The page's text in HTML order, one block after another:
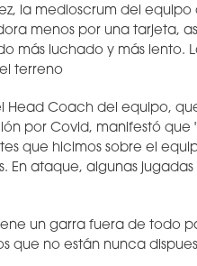
la medioscrum del
menos por una tarjeta,
más luchado y más lento.
terreno
Head Coach del equipo,
por Covid, manifestó que
que hicimos sobre el
En ataque, algunas
un garra fuera de todo
que no están nunca